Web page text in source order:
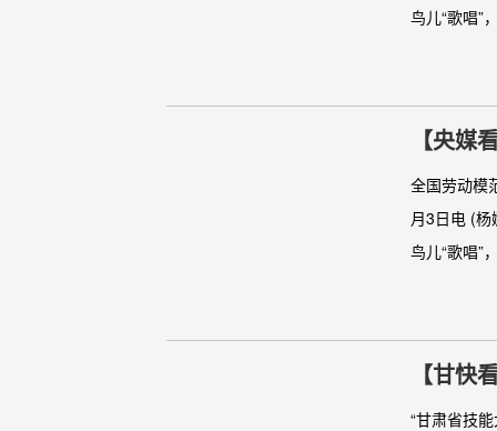
鸟儿“歌唱”
【央媒
全国劳动模
月3日电 (杨
鸟儿“歌唱”
【甘快
“甘肃省技